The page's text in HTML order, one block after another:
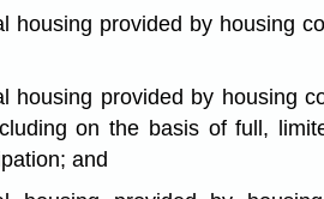
housing provided by housing
housing provided by housing
on the basis of full,
and